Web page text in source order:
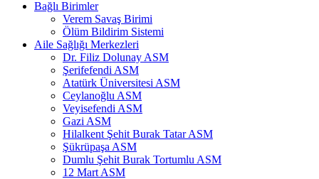
Bağlı Birimler
Verem Savaş Birimi
Ölüm Bildirim Sistemi
Aile Sağlığı Merkezleri
Dr. Filiz Dolunay ASM
Şerifefendi ASM
Atatürk Üniversitesi ASM
Ceylanoğlu ASM
Veyisefendi ASM
Gazi ASM
Hilalkent Şehit Burak Tatar ASM
Şükrüpaşa ASM
Dumlu Şehit Burak Tortumlu ASM
12 Mart ASM